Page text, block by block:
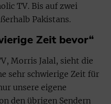
TV. Bis auf zwei
Pakistans.
Zeit bevor“
Morris Jalal, sieht die
sehr schwierige Zeit für
unsere eigene
den übrigen Sendern